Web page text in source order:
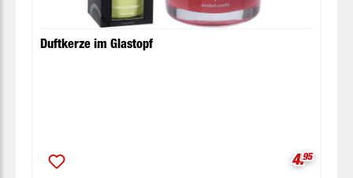
Duftkerze im Glastopf
4.95